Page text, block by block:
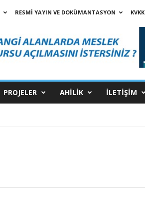
RESMİ YAYIN VE DOKÜMANTASYON
KVKK
PROJELER AHİLİK İLETİŞİM